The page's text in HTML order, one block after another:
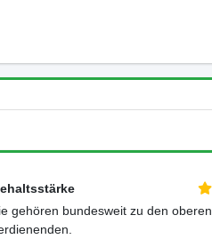
gehören bundesweit zu den